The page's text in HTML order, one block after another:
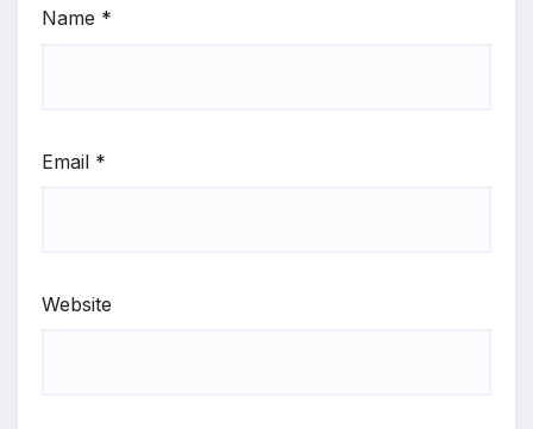
Name *
Email *
Website